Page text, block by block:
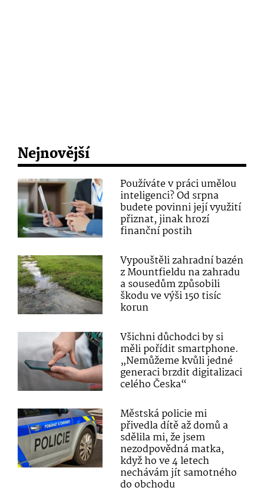
Nejnovější
Používáte v práci umělou
inteligenci? Od srpna
budete povinni její využití
přiznat, jinak hrozí
finanční postih
Vypouštěli zahradní bazén
z Mountfieldu na zahradu
a sousedům způsobili
škodu ve výši 150 tisíc
korun
Všichni důchodci by si
měli pořídit smartphone.
„Nemůžeme kvůli jedné
generaci brzdit digitalizaci
celého Česka“
Městská policie mi
přivedla dítě až domů a
sdělila mi, že jsem
nezodpovědná matka,
když ho ve 4 letech
nechávám jít samotného
do obchodu